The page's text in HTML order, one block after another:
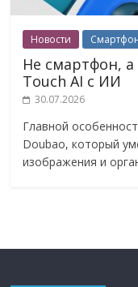
Новости
Не смартфон,
Touch AI с ИИ
30.07.2026
Главной
Doubao, который
изображения и